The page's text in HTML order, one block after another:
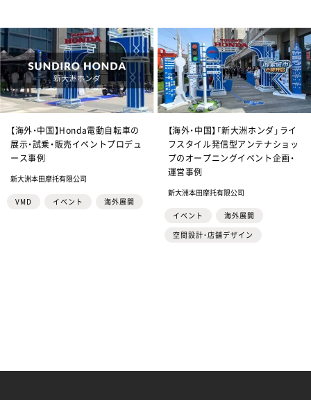
【海外・中国】Honda電動自転車の
展示・試乗・販売イベントプロデュ
ース事例
新大洲本田摩托有限公司
VMD イベント 海外展開
【海外・中国】「新大洲ホンダ」ライ
フスタイル発信型アンテナショッ
プのオープニングイベント企画・
運営事例
新大洲本田摩托有限公司
イベント
海外展開
空間設計・店舗デザイン